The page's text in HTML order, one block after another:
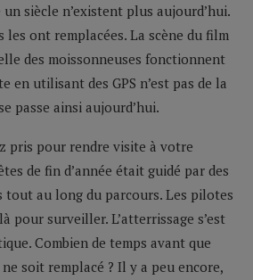
siècle n’existent plus aujourd’hui.
les ont remplacées. La scène du film
des moissonneuses fonctionnent
en utilisant des GPS n’est pas de la
passe ainsi aujourd’hui.
pris pour rendre visite à votre
de fin d’année était guidé par des
au long du parcours. Les pilotes
pour surveiller. L’atterrissage s’est
Combien de temps avant que
soit remplacé ? Il y a peu encore,